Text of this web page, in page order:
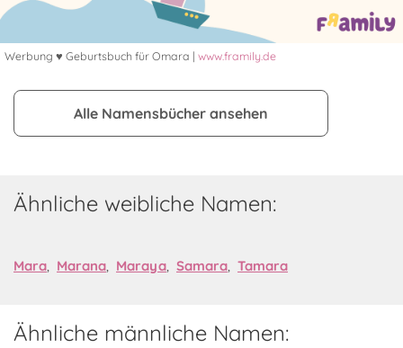
Werbung ♥ Geburtsbuch für Omara | www.framily.de
Alle Namensbücher ansehen
Ähnliche weibliche Namen:
Mara, Marana, Maraya, Samara, Tamara
Ähnliche männliche Namen: